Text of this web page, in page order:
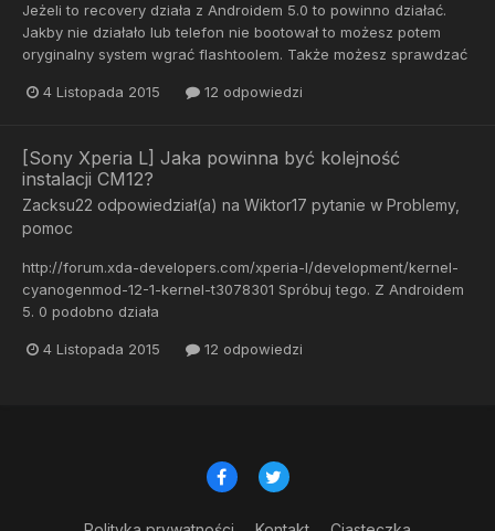
Jeżeli to recovery działa z Androidem 5.0 to powinno działać.
Jakby nie działało lub telefon nie bootował to możesz potem
oryginalny system wgrać flashtoolem. Także możesz sprawdzać
4 Listopada 2015 12 odpowiedzi
[Sony Xperia L] Jaka powinna być kolejność
instalacji CM12?
Zacksu22 odpowiedział(a) na Wiktor17 pytanie w Problemy,
pomoc
http://forum.xda-developers.com/xperia-l/development/kernel-
cyanogenmod-12-1-kernel-t3078301 Spróbuj tego. Z Androidem
5. 0 podobno działa
4 Listopada 2015 12 odpowiedzi